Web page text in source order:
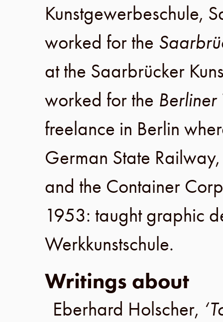
Kunstgewerbeschule,
worked for the
at the Saarbrücker
worked for the
freelance in Berlin
German State Railway
and the Container
1953: taught graphic
Werkkunstschule.
Writings about
Eberhard Holscher,